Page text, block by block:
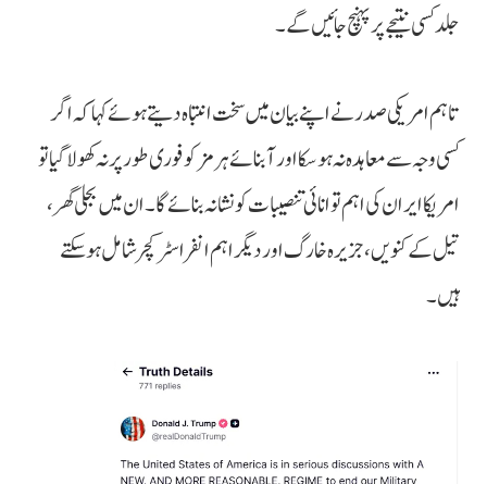
جلد کسی نتیجے پر پہنچ جائیں گے۔
تاہم امریکی صدر نے اپنے بیان میں سخت انتباہ دیتے ہوئے کہا کہ اگر
کسی وجہ سے معاہدہ نہ ہو سکا اور آبنائے ہرمز کو فوری طور پر نہ کھولا گیا تو
امریکا ایران کی اہم توانائی تنصیبات کو نشانہ بنائے گا۔ ان میں بجلی گھر،
تیل کے کنویں، جزیرہ خارگ اور دیگر اہم انفراسٹرکچر شامل ہو سکتے
ہیں۔